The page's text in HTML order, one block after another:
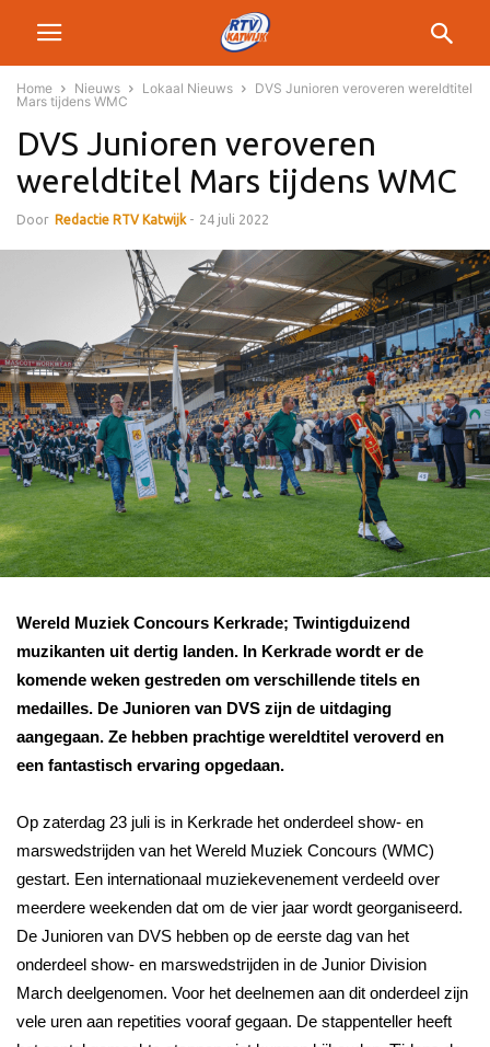
Home Nieuws Lokaal Nieuws
DVS Junioren veroveren wereldtitel
Mars tijdens WMC
DVS Junioren veroveren
wereldtitel Mars tijdens WMC
Door Redactie RTV Katwijk - 24 juli 2022
Wereld Muziek Concours Kerkrade; Twintigduizend
muzikanten uit dertig landen. In Kerkrade wordt er de
komende weken gestreden om verschillende titels en
medailles. De Junioren van DVS zijn de uitdaging
aangegaan. Ze hebben prachtige wereldtitel veroverd en
een fantastisch ervaring opgedaan.
Op zaterdag 23 juli is in Kerkrade het onderdeel show- en
marswedstrijden van het Wereld Muziek Concours (WMC)
gestart. Een internationaal muziekevenement verdeeld over
meerdere weekenden dat om de vier jaar wordt georganiseerd.
De Junioren van DVS hebben op de eerste dag van het
onderdeel show- en marswedstrijden in de Junior Division
March deelgenomen. Voor het deelnemen aan dit onderdeel zijn
vele uren aan repetities vooraf gegaan. De stappenteller heeft